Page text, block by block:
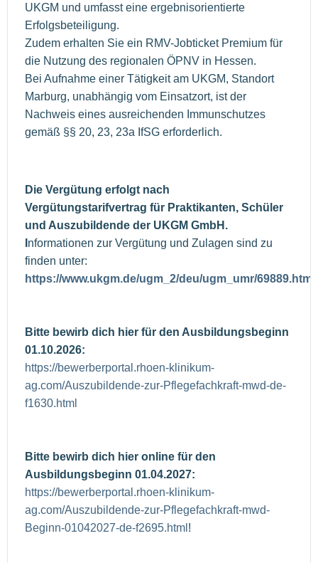
UKGM und umfasst eine ergebnisorientierte
Erfolgsbeteiligung.
Zudem erhalten Sie ein RMV-Jobticket Premium für
die Nutzung des regionalen ÖPNV in Hessen.
Bei Aufnahme einer Tätigkeit am UKGM, Standort
Marburg, unabhängig vom Einsatzort, ist der
Nachweis eines ausreichenden Immunschutzes
gemäß §§ 20, 23, 23a IfSG erforderlich.
Die Vergütung erfolgt nach
Vergütungstarifvertrag für Praktikanten, Schüler
und Auszubildende der UKGM GmbH.
nformationen zur Vergütung und Zulagen sind zu
finden unter:
https://www.ukgm.de/ugm_2/deu/ugm_umr/69889.html
Bitte bewirb dich hier für den Ausbildungsbeginn
01.10.2026:
https://bewerberportal.rhoen-klinikum-
ag.com/Auszubildende-zur-Pflegefachkraft-mwd-de-
f1630.html
Bitte bewirb dich hier online für den
Ausbildungsbeginn 01.04.2027:
https://bewerberportal.rhoen-klinikum-
ag.com/Auszubildende-zur-Pflegefachkraft-mwd-
Beginn-01042027-de-f2695.html !